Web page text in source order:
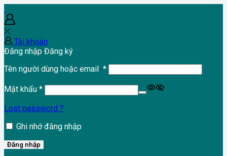
Tài khoản
Đăng nhập Đăng ký
Tên người dùng hoặc email *
Mật khẩu *
Lost password ?
Ghi nhớ đăng nhập
Đăng nhập